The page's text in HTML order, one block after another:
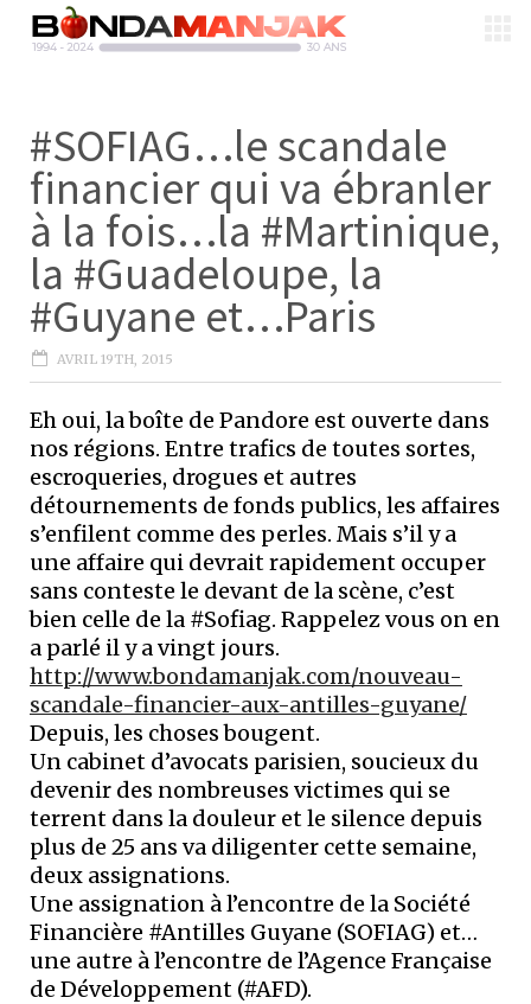
#SOFIAG…le scandale
financier qui va ébranler
à la fois…la #Martinique,
la #Guadeloupe, la
#Guyane et…Paris
AVRIL 19TH, 2015
Eh oui, la boîte de Pandore est ouverte dans
nos régions. Entre trafics de toutes sortes,
escroqueries, drogues et autres
détournements de fonds publics, les affaires
s’enfilent comme des perles. Mais s’il y a
une affaire qui devrait rapidement occuper
sans conteste le devant de la scène, c’est
bien celle de la #Sofiag. Rappelez vous on en
a parlé il y a vingt jours.
http://www.bondamanjak.com/nouveau-
scandale-financier-aux-antilles-guyane/
Depuis, les choses bougent.
Un cabinet d’avocats parisien, soucieux du
devenir des nombreuses victimes qui se
terrent dans la douleur et le silence depuis
plus de 25 ans va diligenter cette semaine,
deux assignations.
Une assignation à l’encontre de la Société
Financière #Antilles Guyane (SOFIAG) et…
une autre à l’encontre de l’Agence Française
de Développement (#AFD).